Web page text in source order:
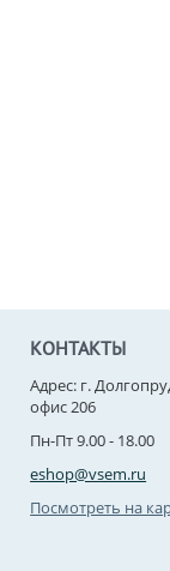
КОНТАКТЫ
Адрес: г.
офис 206
Пн-Пт 9.00 - 18.00
eshop@vsem.ru
Посмотреть на